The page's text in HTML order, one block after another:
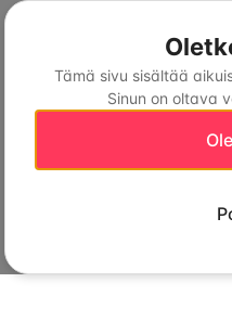
Tämä sivu sisältää
Sinun on oltava